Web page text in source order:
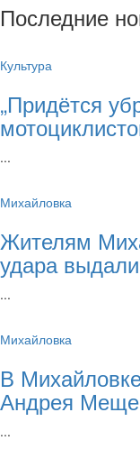
Последние
Культура
„Придётся
...
Михайловка
Жителям
удара
...
Михайловка
В
Андрея
...